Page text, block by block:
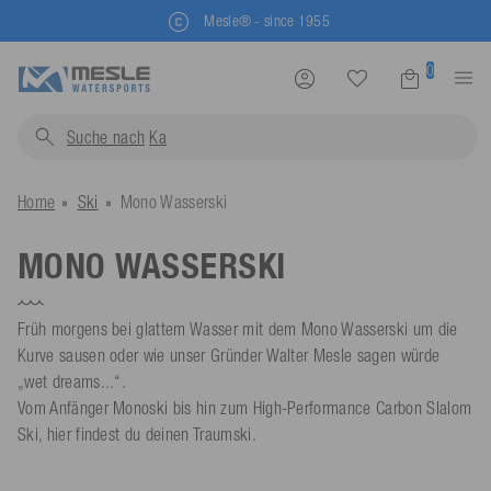
Mesle® - since 1955
0
Suche nach Schwi
Home Ski Mono Wasserski
MONO WASSERSKI
Früh morgens bei glattem Wasser mit dem Mono Wasserski um die
Kurve sausen oder wie unser Gründer Walter Mesle sagen würde
„wet dreams...“.
Vom Anfänger Monoski bis hin zum High-Performance Carbon Slalom
Ski, hier findest du deinen Traumski.